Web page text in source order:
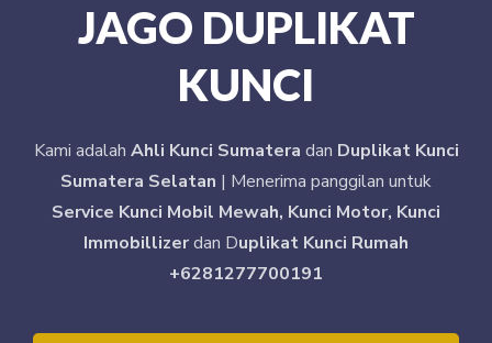
JAGO DUPLIKAT
KUNCI
Kami adalah Ahli Kunci Sumatera dan Duplikat Kunci
Sumatera Selatan | Menerima panggilan untuk
Service Kunci Mobil Mewah, Kunci Motor, Kunci
Immobillizerdan Duplikat Kunci Rumah
+6281277700191